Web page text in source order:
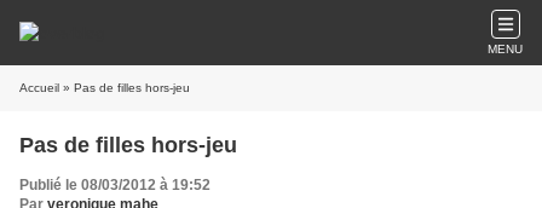
MENU
Accueil » Pas de filles hors-jeu
Pas de filles hors-jeu
Publié le 08/03/2012 à 19:52
Par veronique mahe